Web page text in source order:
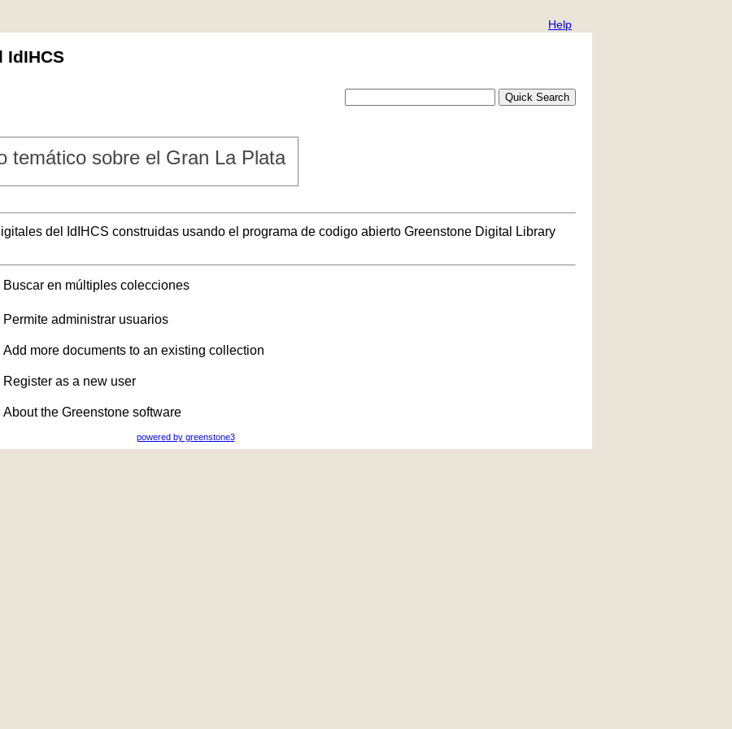
Help
IdIHCS
temático sobre el Gran La Plata
del IdIHCS construidas usando el programa de codigo abierto Greenstone Digital Library
Buscar en múltiples colecciones
Permite administrar usuarios
Add more documents to an existing collection
Register as a new user
About the Greenstone software
powered by greenstone3